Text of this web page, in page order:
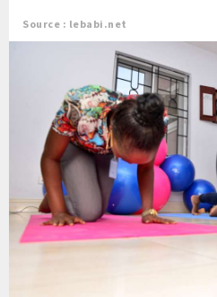
Source : lebabi.net